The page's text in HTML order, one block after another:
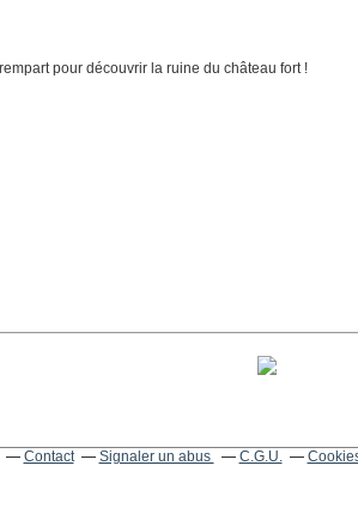
Contact Signaler un abus C.G.U.